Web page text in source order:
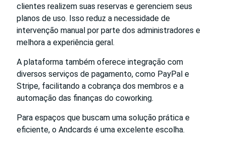
clientes realizem suas reservas e gerenciem seus
planos de uso. Isso reduz a necessidade de
intervenção manual por parte dos administradores e
melhora a experiência geral.
A plataforma também oferece integração com
diversos serviços de pagamento, como PayPal e
Stripe, facilitando a cobrança dos membros e a
automação das finanças do coworking.
Para espaços que buscam uma solução prática e
eficiente, o Andcards é uma excelente escolha.